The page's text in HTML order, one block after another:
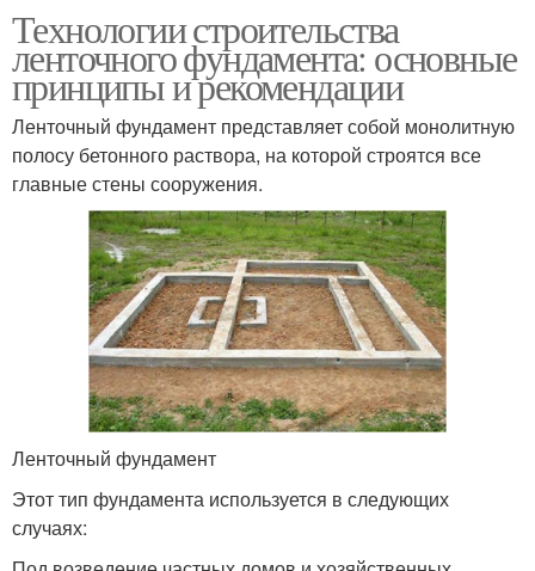
Технологии строительства
ленточного фундамента: основные
принципы и рекомендации
Ленточный фундамент представляет собой монолитную
полосу бетонного раствора, на которой строятся все
главные стены сооружения.
Ленточный фундамент
Этот тип фундамента используется в следующих
случаях: